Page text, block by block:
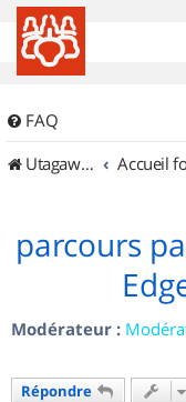
FAQ
UtagawaVTT (Randos VTT et VTTAE avec traces GPS)
parcours
Modérateur :
Répondre